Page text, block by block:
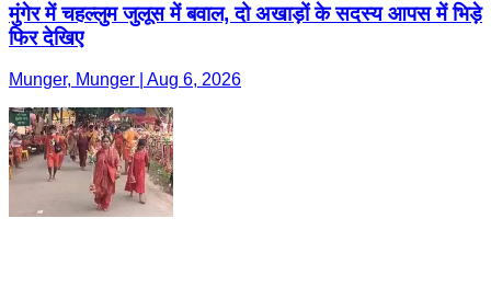
मुंगेर में चहल्लुम जुलूस में बवाल, दो अखाड़ों के सदस्य आपस में भिड़े
फिर देखिए
Munger, Munger | Aug 6, 2026